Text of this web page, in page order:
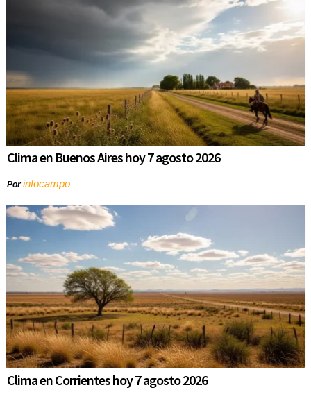
Clima en Buenos Aires hoy 7 agosto 2026
Porinfocampo
Clima en Corrientes hoy 7 agosto 2026